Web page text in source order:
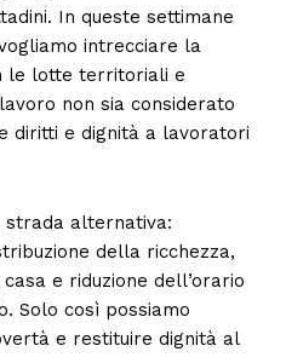
In queste settimane
intrecciare la
le lotte territoriali e
non sia considerato
diritti e dignità a lavoratori
strada alternativa:
della ricchezza,
e riduzione dell’orario
Solo così possiamo
e restituire dignità al